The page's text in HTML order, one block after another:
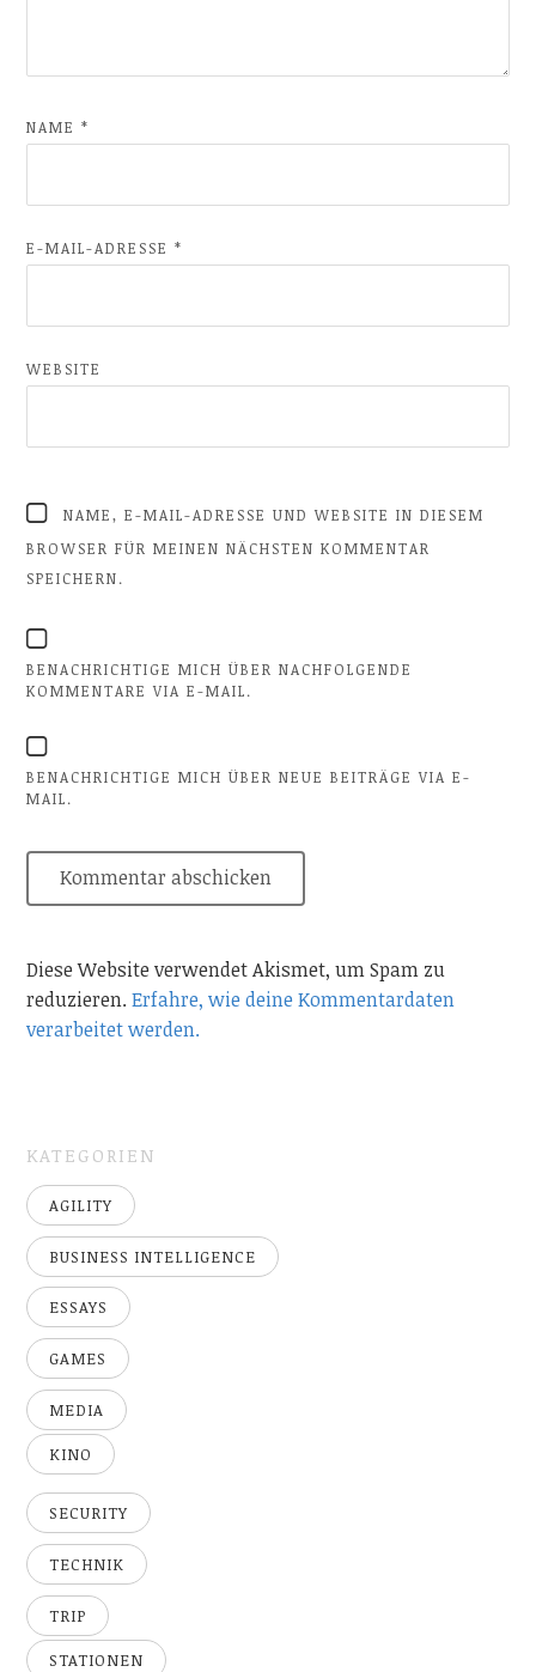
NAME*
E-MAIL-ADRESSE*
WEBSITE
NAME, E-MAIL-ADRESSE UND WEBSITE IN DIESEM
BROWSER FÜR MEINEN NÄCHSTEN KOMMENTAR
SPEICHERN.
BENACHRICHTIGE MICH ÜBER NACHFOLGENDE
KOMMENTARE VIA E-MAIL.
BENACHRICHTIGE MICH ÜBER NEUE BEITRÄGE VIA E-
MAIL.
Diese Website verwendet Akismet, um Spam zu
reduzieren.Erfahre, wie deine Kommentardaten
verarbeitet werden.
KATEGORIEN
AGILITY
BUSINESS INTELLIGENCE
ESSAYS
GAMES
MEDIA
KINO
SECURITY
TECHNIK
TRIP
STATIONEN